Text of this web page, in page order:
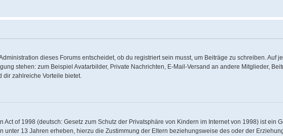
dieses Forums entscheidet, ob du registriert sein musst, um Beiträge zu schreiben. Auf
stehen: zum Beispiel Avatarbilder, Private Nachrichten, E-Mail-Versand an andere Mitglieder,
dir zahlreiche Vorteile bietet.
Act of 1998 (deutsch: Gesetz zum Schutz der Privatsphäre von Kindern im Internet von 1998) ist ein
13 Jahren erheben, hierzu die Zustimmung der Eltern beziehungsweise des oder der